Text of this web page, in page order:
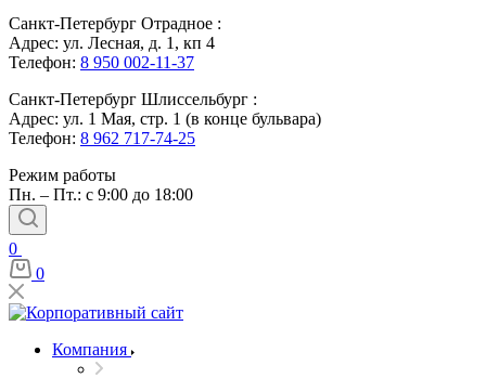
Санкт-Петербург Отрадное :
Адрес: ул. Лесная, д. 1, кп 4
Телефон: 8 950 002-11-37
Санкт-Петербург Шлиссельбург :
Адрес: ул. 1 Мая, стр. 1 (в конце бульвара)
Телефон: 8 962 717-74-25
Режим работы
Пн. – Пт.: с 9:00 до 18:00
0
0
Компания